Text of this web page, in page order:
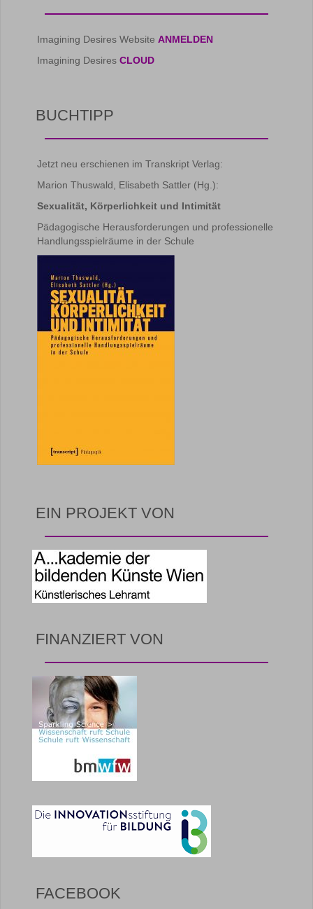
Imagining Desires Website ANMELDEN
Imagining Desires CLOUD
BUCHTIPP
Jetzt neu erschienen im Transkript Verlag:
Marion Thuswald, Elisabeth Sattler (Hg.):
Sexualität, Körperlichkeit und Intimität
Pädagogische Herausforderungen und professionelle
Handlungsspielräume in der Schule
EIN PROJEKT VON
FINANZIERT VON
FACEBOOK